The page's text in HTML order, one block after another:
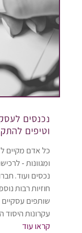
נכנסים
וטיפים
כל אדם מקיים
ומגוונות -
נכסים ועוד.
חוזיות רבות
שותפים
עקרונות היסוד
קראו עוד